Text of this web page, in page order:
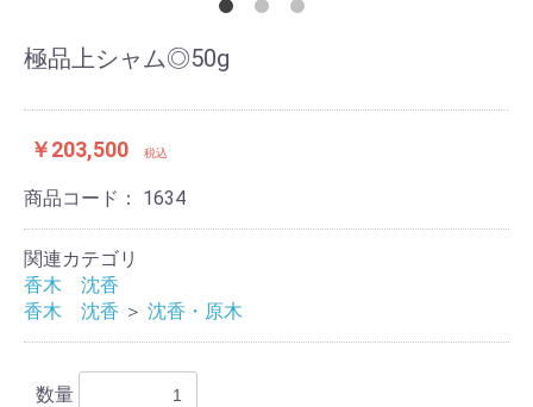
極品上シャム◎50g
￥203,500 税込
商品コード： 1634
関連カテゴリ
香木 沈香
香木 沈香 ＞ 沈香・原木
数量